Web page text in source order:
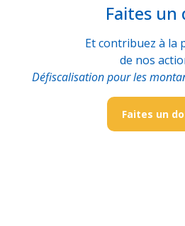
Faites un
Et contribuez à la
de nos
Défiscalisation pour les
Faites un